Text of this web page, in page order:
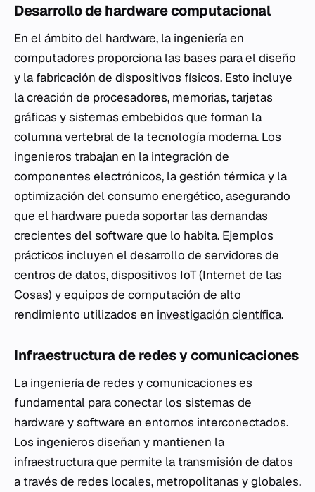
Desarrollo de hardware computacional
En el ámbito del hardware, la ingeniería en
computadores proporciona las bases para el diseño
y la fabricación de dispositivos físicos. Esto incluye
la creación de procesadores, memorias, tarjetas
gráficas y sistemas embebidos que forman la
columna vertebral de la tecnología moderna. Los
ingenieros trabajan en la integración de
componentes electrónicos, la gestión térmica y la
optimización del consumo energético, asegurando
que el hardware pueda soportar las demandas
crecientes del software que lo habita. Ejemplos
prácticos incluyen el desarrollo de servidores de
centros de datos, dispositivos IoT (Internet de las
Cosas) y equipos de computación de alto
rendimiento utilizados en investigación científica.
Infraestructura de redes y comunicaciones
La ingeniería de redes y comunicaciones es
fundamental para conectar los sistemas de
hardware y software en entornos interconectados.
Los ingenieros diseñan y mantienen la
infraestructura que permite la transmisión de datos
a través de redes locales, metropolitanas y globales.